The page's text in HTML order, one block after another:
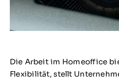
Die Arbeit im Homeoffice
Flexibilität, stellt